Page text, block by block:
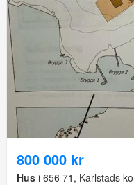
800 000 kr
Hus i 656 71, Karlstads